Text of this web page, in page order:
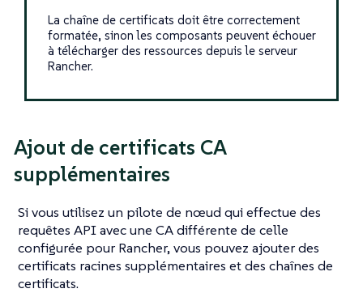
La chaîne de certificats doit être correctement
formatée, sinon les composants peuvent échouer
à télécharger des ressources depuis le serveur
Rancher.
Ajout de certificats CA
supplémentaires
Si vous utilisez un pilote de nœud qui effectue des
requêtes API avec une CA différente de celle
configurée pour Rancher, vous pouvez ajouter des
certificats racines supplémentaires et des chaînes de
certificats.